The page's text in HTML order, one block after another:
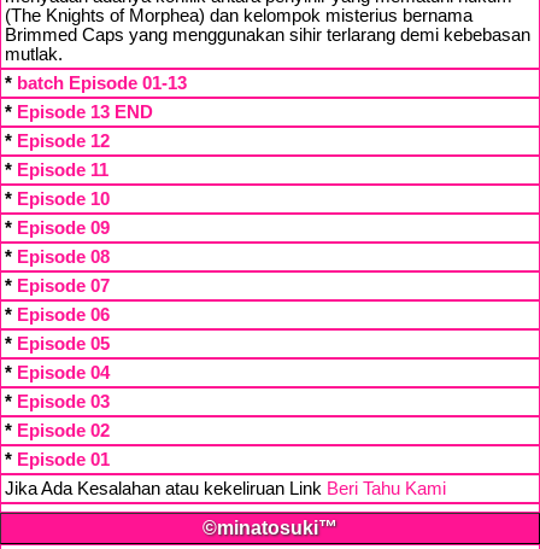
(The Knights of Morphea) dan kelompok misterius bernama
Brimmed Caps yang menggunakan sihir terlarang demi kebebasan
mutlak.
* batch Episode 01-13
* Episode 13 END
* Episode 12
* Episode 11
* Episode 10
* Episode 09
* Episode 08
* Episode 07
* Episode 06
* Episode 05
* Episode 04
* Episode 03
* Episode 02
* Episode 01
Jika Ada Kesalahan atau kekeliruan Link Beri Tahu Kami
©minatosuki™